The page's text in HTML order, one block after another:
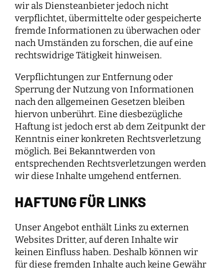
wir als Diensteanbieter jedoch nicht
verpflichtet, übermittelte oder gespeicherte
fremde Informationen zu überwachen oder
nach Umständen zu forschen, die auf eine
rechtswidrige Tätigkeit hinweisen.
Verpflichtungen zur Entfernung oder
Sperrung der Nutzung von Informationen
nach den allgemeinen Gesetzen bleiben
hiervon unberührt. Eine diesbezügliche
Haftung ist jedoch erst ab dem Zeitpunkt der
Kenntnis einer konkreten Rechtsverletzung
möglich. Bei Bekanntwerden von
entsprechenden Rechtsverletzungen werden
wir diese Inhalte umgehend entfernen.
HAFTUNG FÜR LINKS
Unser Angebot enthält Links zu externen
Websites Dritter, auf deren Inhalte wir
keinen Einfluss haben. Deshalb können wir
für diese fremden Inhalte auch keine Gewähr